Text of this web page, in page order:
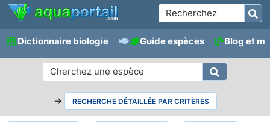
Dictionnaire biologie Guide espèces Blog et
→ RECHERCHE DÉTAILLÉE PAR CRITÈRES